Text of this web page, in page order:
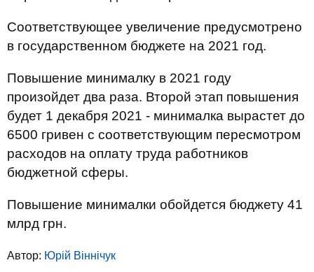
Соответствующее увеличение предусмотрено
в государственном бюджете на 2021 год.
Повышение минималку в 2021 году
произойдет два раза. Второй этап повышения
будет 1 декабря 2021 - минималка вырастет до
6500 гривен с соответствующим пересмотром
расходов на оплату труда работников
бюджетной сферы.
Повышение минималки обойдется бюджету 41
млрд грн.
Автор: Юрій Віннічук